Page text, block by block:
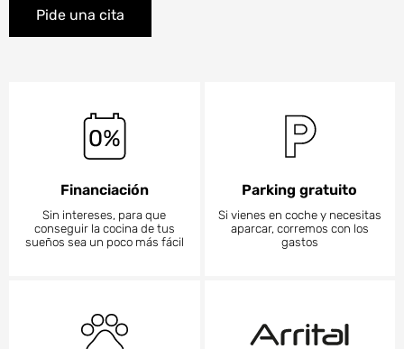
Pide una cita
Financiación
Sin intereses, para que
conseguir la cocina de tus
sueños sea un poco más fácil
Parking gratuito
Si vienes en coche y necesitas
aparcar, corremos con los
gastos